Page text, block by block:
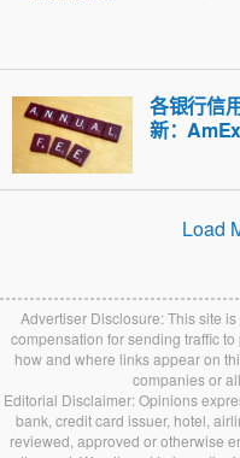
各银行信
新：
Load
Advertiser Disclosure: This site
compensation for sending traffic
how and where links appear on
companies or
Editorial Disclaimer: Opinions
bank, credit card issuer, hotel,
reviewed, approved or otherwise